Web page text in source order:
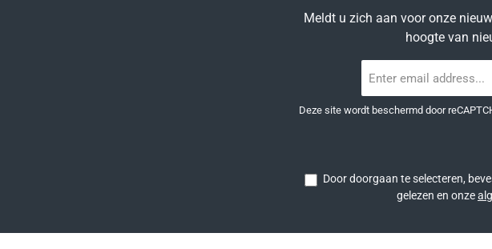
Meldt u zich aan voor onze
hoogte van
mailadres
Deze site wordt beschermd door
Door doorgaan te selecteren,
gelezen en onze